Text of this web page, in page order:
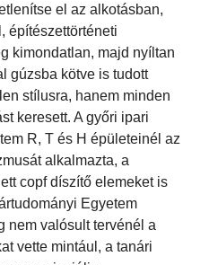
el az alkotásban,
építészettörténeti
kimondatlan, majd nyíltan
gúzsba kötve is tudott
stílusra, hanem minden
keresett. A győri ipari
R, T és H épületeinél az
alkalmazta, a
copf díszítő elemeket is
Egyetem
nem valósult tervénél a
vette mintául, a tanári